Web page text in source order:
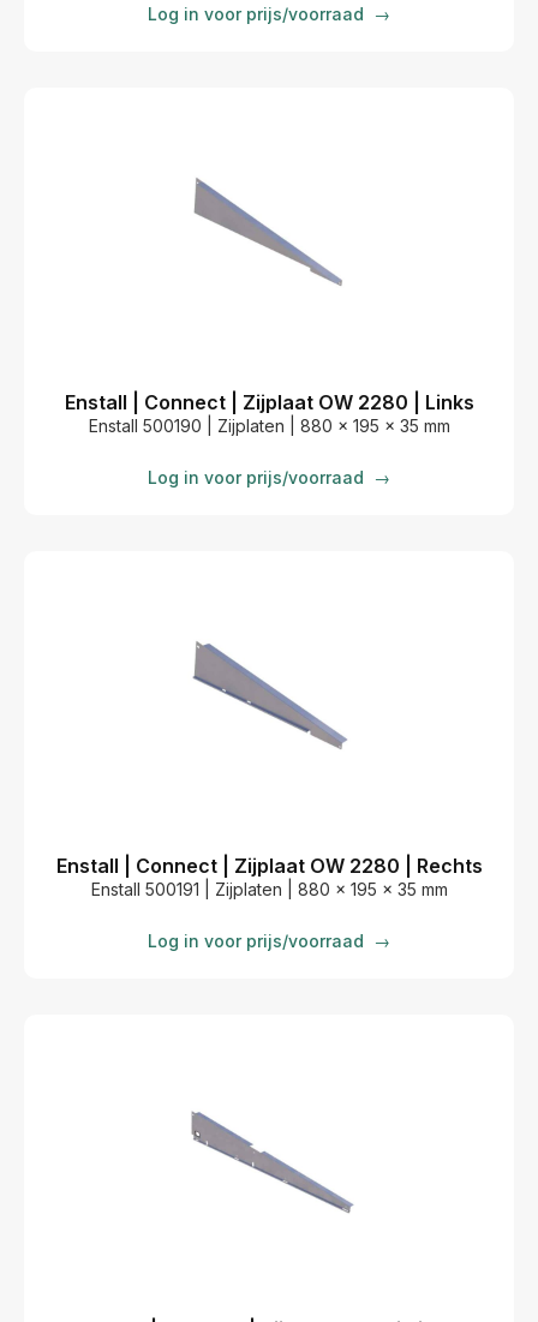
Log in voor prijs/voorraad →
Enstall | Connect | Zijplaat OW 2280 | Links
Enstall 500190 | Zijplaten | 880 x 195 x 35 mm
Log in voor prijs/voorraad →
Enstall | Connect | Zijplaat OW 2280 | Rechts
Enstall 500191 | Zijplaten | 880 x 195 x 35 mm
Log in voor prijs/voorraad →